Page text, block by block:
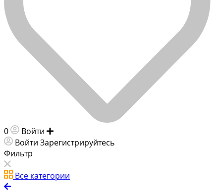
0 Войти
Войти Зарегистрируйтесь
Фильтр
Все категории